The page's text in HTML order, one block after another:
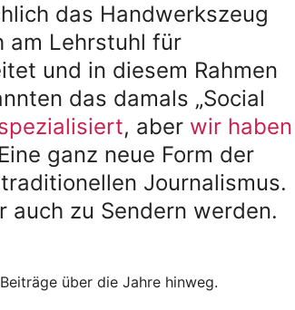
das Handwerkszeug
am Lehrstuhl für
und in diesem Rahmen
das damals „Social
, aber wir haben
ganz neue Form der
Journalismus.
auch zu Sendern werden.
über die Jahre hinweg.